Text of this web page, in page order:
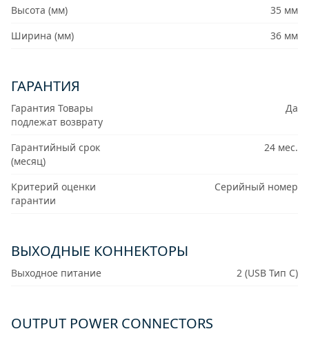
Высота (мм)
35 мм
Ширина (мм)
36 мм
ГАРАНТИЯ
Гарантия Товары
подлежат возврату
Да
Гарантийный срок
(месяц)
24 мес.
Критерий оценки
гарантии
Серийный номер
ВЫХОДНЫЕ КОННЕКТОРЫ
Выходное питание 2 (USB Тип C)
OUTPUT POWER CONNECTORS